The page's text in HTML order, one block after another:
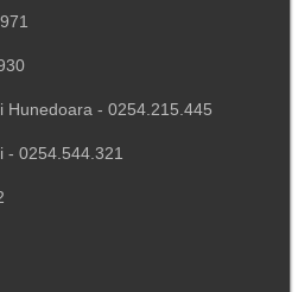
Hunedoara - 0254.215.445
- 0254.544.321